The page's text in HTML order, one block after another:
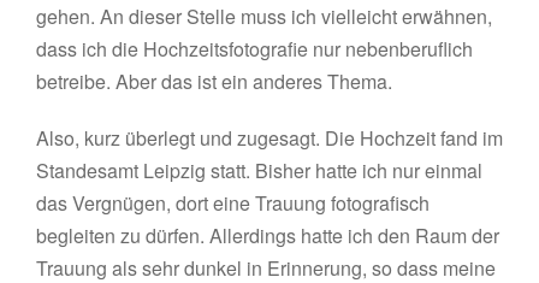
gehen. An dieser Stelle muss ich vielleicht erwähnen,
dass ich die Hochzeitsfotografie nur nebenberuflich
betreibe. Aber das ist ein anderes Thema.
Also, kurz überlegt und zugesagt. Die Hochzeit fand im
Standesamt Leipzig statt. Bisher hatte ich nur einmal
das Vergnügen, dort eine Trauung fotografisch
begleiten zu dürfen. Allerdings hatte ich den Raum der
Trauung als sehr dunkel in Erinnerung, so dass meine